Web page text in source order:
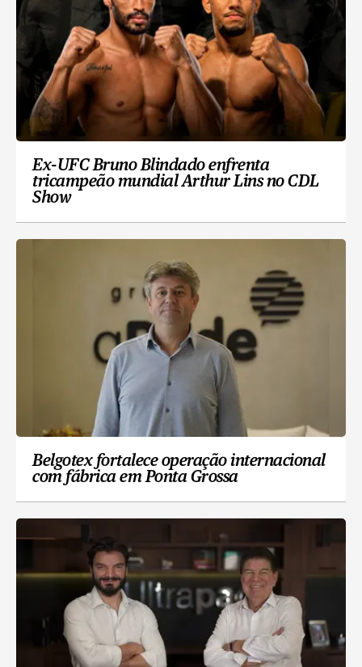
Ex-UFC Bruno Blindado enfrenta
tricampeão mundial Arthur Lins no CDL
Show
Belgotex fortalece operação internacional
com fábrica em Ponta Grossa